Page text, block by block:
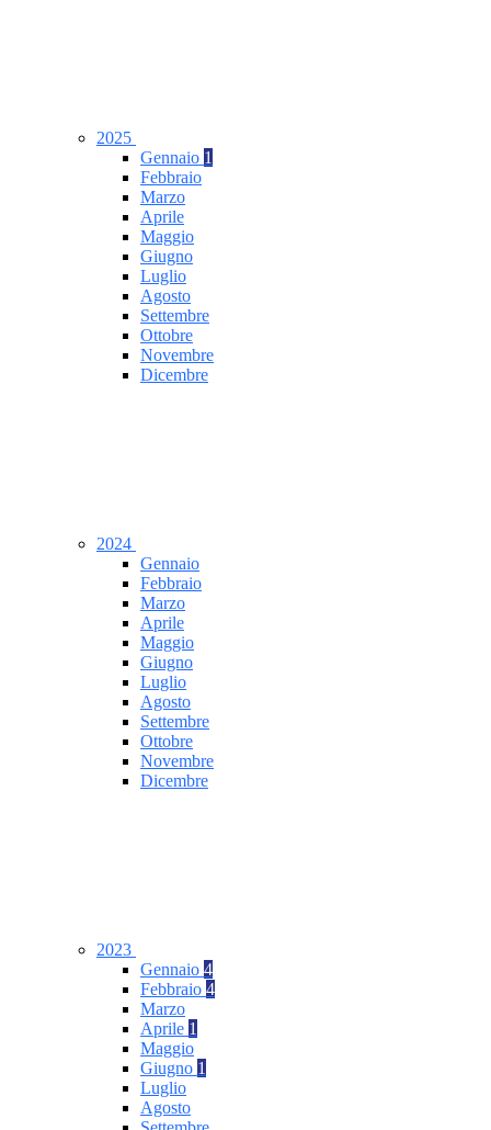
2025
Gennaio 1
Febbraio
Marzo
Aprile
Maggio
Giugno
Luglio
Agosto
Settembre
Ottobre
Novembre
Dicembre
2024
Gennaio
Febbraio
Marzo
Aprile
Maggio
Giugno
Luglio
Agosto
Settembre
Ottobre
Novembre
Dicembre
2023
Gennaio 4
Febbraio 4
Marzo
Aprile 1
Maggio
Giugno 1
Luglio
Agosto